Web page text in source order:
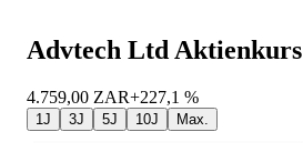
Advtech Ltd Aktienkurs
4.759,00 ZAR+227,1 %
1J 3J 5J 10J Max.